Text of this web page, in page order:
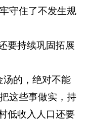
守住了不发生规
要持续巩固拓展
汤的，绝对不能
这些事做实，持
低收入人口还要